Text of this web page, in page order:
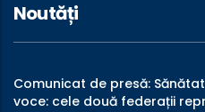
Noutăți
Comunicat de presă:
voce: cele două federații